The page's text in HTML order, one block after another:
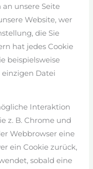
unsere Seite
Website, wer
die Sie
hat jedes Cookie
beispielsweise
einzigen Datei
Interaktion
z. B. Chrome und
Webbrowser eine
ein Cookie zurück,
sobald eine